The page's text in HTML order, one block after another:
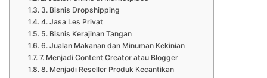
3. Bisnis Dropshipping
4. Jasa Les Privat
5. Bisnis Kerajinan Tangan
6. Jualan Makanan dan Minuman Kekinian
7. Menjadi Content Creator atau Blogger
8. Menjadi Reseller Produk Kecantikan